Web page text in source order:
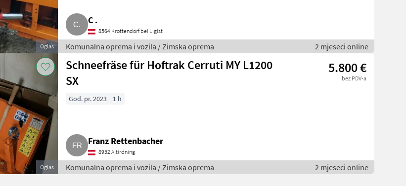
Oglas
C .
8564 Krottendorf bei Ligist
Komunalna oprema i vozila / Zimska oprema 2 mjeseci online
Oglas
Schneefräse für Hoftrak Cerruti MY L1200
SX
5.800 €
bez PDV-a
God. pr. 2023 1 h
Franz Rettenbacher
8952 Altirdning
Komunalna oprema i vozila / Zimska oprema 2 mjeseci online